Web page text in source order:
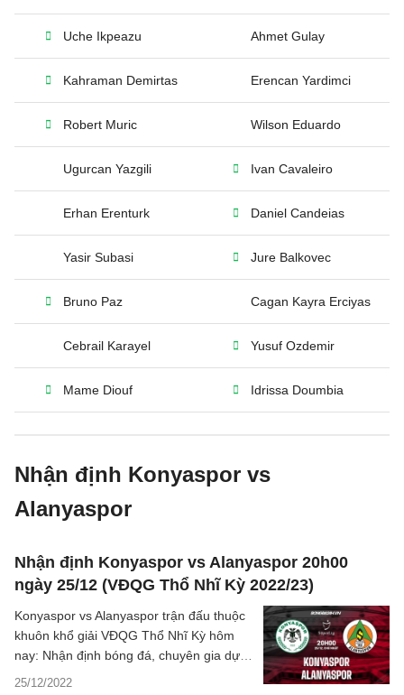
Uche Ikpeazu Ahmet Gulay
Kahraman Demirtas Erencan Yardimci
Robert Muric Wilson Eduardo
Ugurcan Yazgili Ivan Cavaleiro
Erhan Erenturk Daniel Candeias
Yasir Subasi Jure Balkovec
Bruno Paz Cagan Kayra Erciyas
Cebrail Karayel Yusuf Ozdemir
Mame Diouf Idrissa Doumbia
Nhận định Konyaspor vs
Alanyaspor
Nhận định Konyaspor vs Alanyaspor 20h00
ngày 25/12 (VĐQG Thổ Nhĩ Kỳ 2022/23)
25/12/2022
Konyaspor vs Alanyaspor trận đấu thuộc
khuôn khổ giải VĐQG Thổ Nhĩ Kỳ hôm
nay: Nhận định bóng đá, chuyên gia dự
đoán kết quả, phân tích tỷ lệ, những